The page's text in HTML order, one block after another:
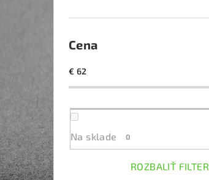
Cena
€ 62
Na sklade 0
ROZBALIŤ FILTER